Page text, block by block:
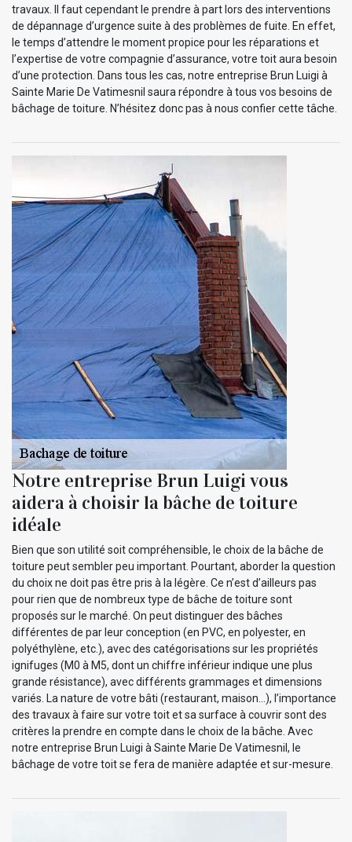
travaux. Il faut cependant le prendre à part lors des interventions
de dépannage d’urgence suite à des problèmes de fuite. En effet,
le temps d’attendre le moment propice pour les réparations et
l’expertise de votre compagnie d’assurance, votre toit aura besoin
d’une protection. Dans tous les cas, notre entreprise Brun Luigi à
Sainte Marie De Vatimesnil saura répondre à tous vos besoins de
bâchage de toiture. N’hésitez donc pas à nous confier cette tâche.
Notre entreprise Brun Luigi vous
aidera à choisir la bâche de toiture
idéale
Bien que son utilité soit compréhensible, le choix de la bâche de
toiture peut sembler peu important. Pourtant, aborder la question
du choix ne doit pas être pris à la légère. Ce n’est d’ailleurs pas
pour rien que de nombreux type de bâche de toiture sont
proposés sur le marché. On peut distinguer des bâches
différentes de par leur conception (en PVC, en polyester, en
polyéthylène, etc.), avec des catégorisations sur les propriétés
ignifuges (M0 à M5, dont un chiffre inférieur indique une plus
grande résistance), avec différents grammages et dimensions
variés. La nature de votre bâti (restaurant, maison…), l’importance
des travaux à faire sur votre toit et sa surface à couvrir sont des
critères la prendre en compte dans le choix de la bâche. Avec
notre entreprise Brun Luigi à Sainte Marie De Vatimesnil, le
bâchage de votre toit se fera de manière adaptée et sur-mesure.